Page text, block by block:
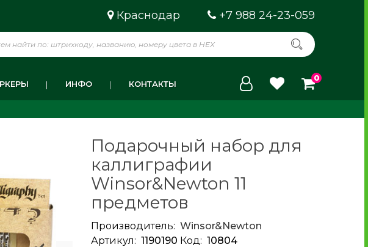
Краснодар +7 988 24-23-059
ИНФО КОНТАКТЫ
0
Подарочный набор для
каллиграфии
Winsor&Newton 11
предметов
Производитель: Winsor&Newton
Артикул: 1190190 Код: 10804